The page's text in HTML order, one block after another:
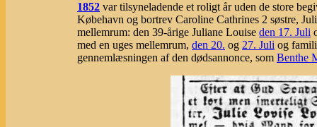
1852 var tilsyneladende et roligt år uden de store
Købehavn og bortrev Caroline Cathrines 2 søstre,
mellemrum: den 39-årige Juliane Louise den 17. Juli
med en uges mellemrum, den 20. og 27. Juli og
gennemlæsningen af den dødsannonce, som Benthe